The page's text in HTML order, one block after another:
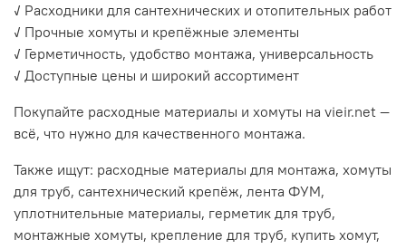
✓ Расходники для сантехнических и отопительных работ
✓ Прочные хомуты и крепёжные элементы
✓ Герметичность, удобство монтажа, универсальность
✓ Доступные цены и широкий ассортимент
Покупайте расходные материалы и хомуты на vieir.net —
всё, что нужно для качественного монтажа.
Также ищут: расходные материалы для монтажа, хомуты
для труб, сантехнический крепёж, лента ФУМ,
уплотнительные материалы, герметик для труб,
монтажные хомуты, крепление для труб, купить хомут,